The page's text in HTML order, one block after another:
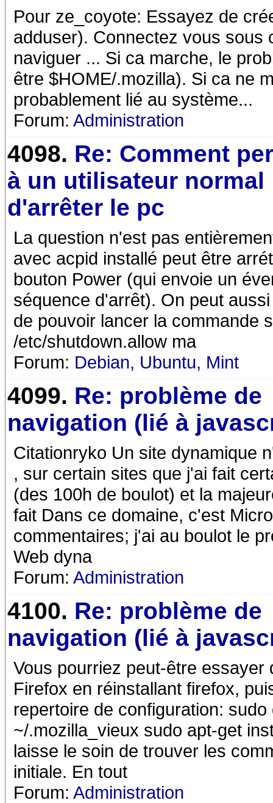
Pour ze_coyote: Essayez de
adduser). Connectez vous sous
naviguer ... Si ca marche, le
être $HOME/.mozilla). Si ca ne
probablement lié au système...
Forum: Administration
4098. Re: Comment
à un utilisateur normal
d'arrêter le pc
La question n'est pas
avec acpid installé peut être
bouton Power (qui envoie un
séquence d'arrêt). On peut
de pouvoir lancer la commande
/etc/shutdown.allow ma
Forum: Debian, Ubuntu, Mint
4099. Re: problème de
navigation (lié à
Citationryko Un site dynamique
, sur certain sites que j'ai fait
(des 100h de boulot) et la
fait Dans ce domaine, c'est
commentaires; j'ai au boulot le
Web dyna
Forum: Administration
4100. Re: problème de
navigation (lié à
Vous pourriez peut-être
Firefox en réinstallant firefox,
repertoire de configuration:
~/.mozilla_vieux sudo apt-get
laisse le soin de trouver les
initiale. En tout
Forum: Administration